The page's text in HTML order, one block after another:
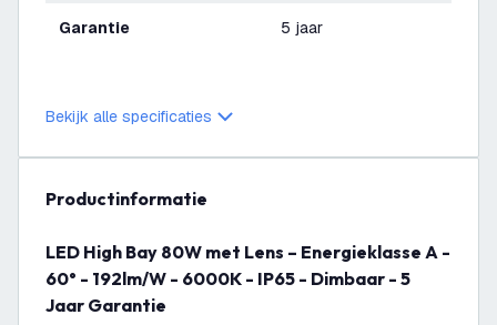
Garantie 5 jaar
Bekijk alle specificaties
productinformatie
LED High Bay 80W met Lens – Energieklasse A -
60° - 192lm/W - 6000K - IP65 - Dimbaar - 5
Jaar Garantie